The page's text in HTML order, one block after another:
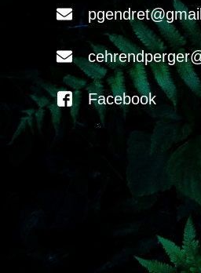
Facebook